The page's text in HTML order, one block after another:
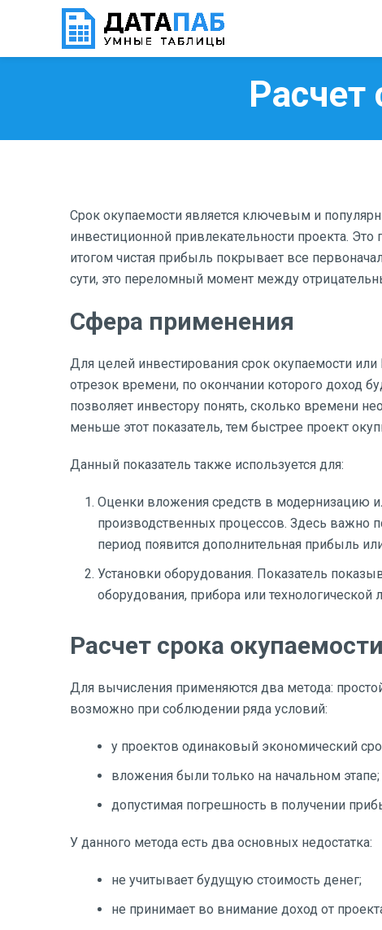
Расчет
Срок окупаемости является ключевым и
инвестиционной привлекательности проекта.
итогом чистая прибыль покрывает все
сути, это переломный момент между
Сфера применения
Для целей инвестирования срок окупаемости
отрезок времени, по окончании которого доход
позволяет инвестору понять, сколько времени
меньше этот показатель, тем быстрее проект
Данный показатель также используется для:
Оценки вложения средств в модернизацию
производственных процессов. Здесь важно
период появится дополнительная прибыль
Установки оборудования. Показатель
оборудования, прибора или технологической
Расчет срока окупаемости
Для вычисления применяются два метода:
возможно при соблюдении ряда условий:
у проектов одинаковый экономический
вложения были только на начальном этапе;
допустимая погрешность в получении
У данного метода есть два основных недостатка:
не учитывает будущую стоимость денег;
не принимает во внимание доход от